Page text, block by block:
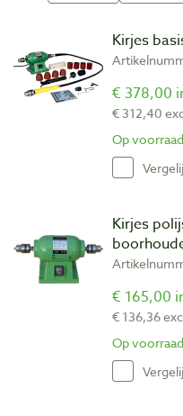
Kirjes
€ 378,00
€ 312,40
Op voorraad
Kirjes
€ 165,00
€ 136,36
Op voorraad